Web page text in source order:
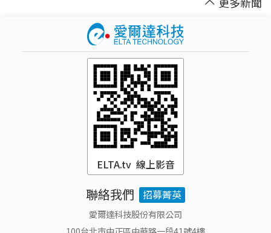
ELTA.tv 線上影音
聯絡我們 招募菁英
愛爾達科技股份有限公司